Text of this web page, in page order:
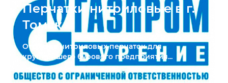
Перчатки нитриловые в г.
Томск
Отгрузка нитриловых перчаток для
крупнейшего бурового предприятия...